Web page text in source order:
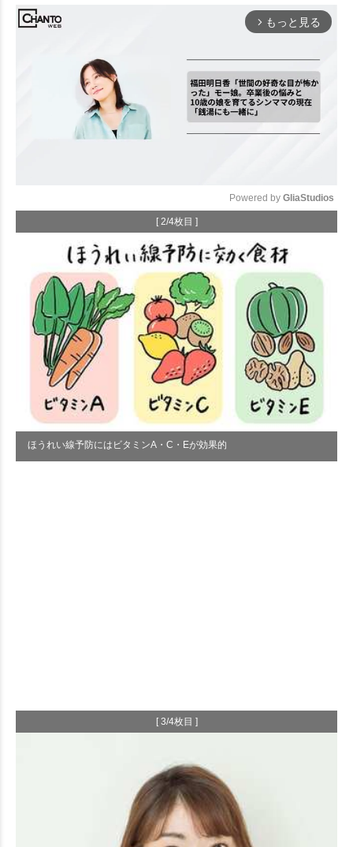
arrow_forward_ios もっと見る
Powered by GliaStudios
[ 2/4枚目 ]
ほうれい線予防にはビタミンA・C・Eが効果的
[ 3/4枚目 ]